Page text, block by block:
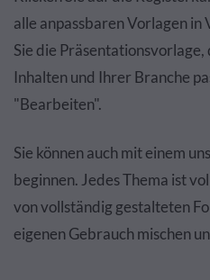
alle anpassbaren Vorlagen in
Sie die
Inhalten und Ihrer Branche
"Bearbeiten".
Sie können auch mit einem
beginnen. Jedes Thema ist
von vollständig gestalteten
eigenen Gebrauch mischen